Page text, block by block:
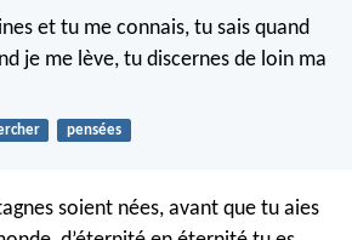
et tu me connais, tu sais quand
je me lève, tu discernes de loin ma
pensées
soient nées, avant que tu aies